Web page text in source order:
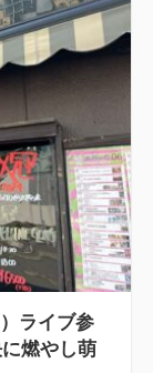
ライブ参
燃やし萌